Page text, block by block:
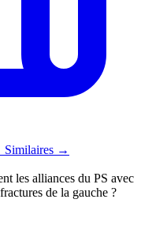
Similaires →